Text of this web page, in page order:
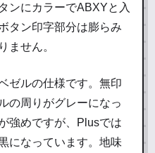
ンにカラーでABXYと入
タン印字部分は膨らみ
ません。
ゼルの仕様です。無印
の周りがグレーになっ
強めですが、Plusでは
になっています。地味